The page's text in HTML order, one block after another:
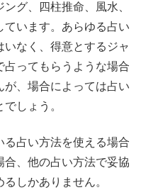
グ、四柱推命、風水、
ています。あらゆる占い
なく、得意とするジャ
占ってもらうような場合
が、場合によっては占い
しょう。
占い方法を使える場合
合、他の占い方法で妥協
しかありません。